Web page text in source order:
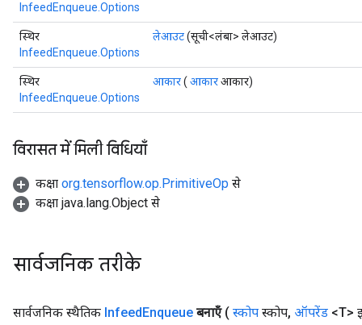
InfeedEnqueue.Options
स्थिर
InfeedEnqueue.Options
लेआउट(सूची<लंबा> लेआउट)
स्थिर
InfeedEnqueue.Options
आकार( आकारआकार)
विरासत में मिली विधियाँ
कक्षा org.tensorflow.op.PrimitiveOp से
कक्षा java.lang.Object से
सार्वजनिक तरीके
सार्वजनिक स्थैतिक InfeedEnqueue बनाएँ ( स्कोप स्कोप, ऑपरेंड <T>